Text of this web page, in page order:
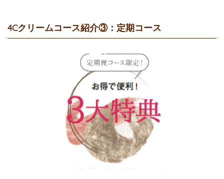
4Cクリームコース紹介③：定期コース